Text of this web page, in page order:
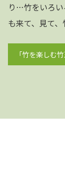
り…竹をいろ
も来て、見て、
「竹を楽しむ